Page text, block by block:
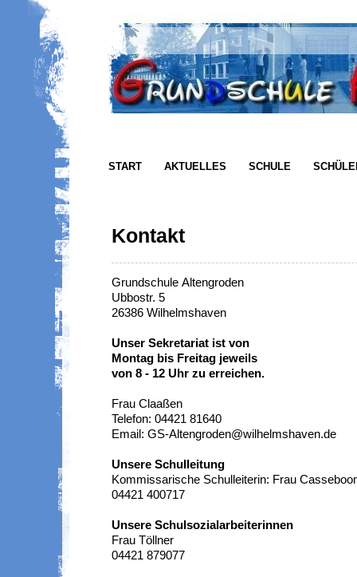
START AKTUELLES SCHULE
Kontakt
Grundschule Altengroden
Ubbostr. 5
26386 Wilhelmshaven
Unser Sekretariat ist von
Montag bis Freitag jeweils
von 8 - 12 Uhr zu erreichen.
Frau Claaßen
Telefon: 04421 81640
Email: GS-Altengroden@wilhelmshaven.de
Unsere Schulleitung
Kommissarische Schulleiterin: Frau
04421 400717
Unsere Schulsozialarbeiterinnen
Frau Töllner
04421 879077